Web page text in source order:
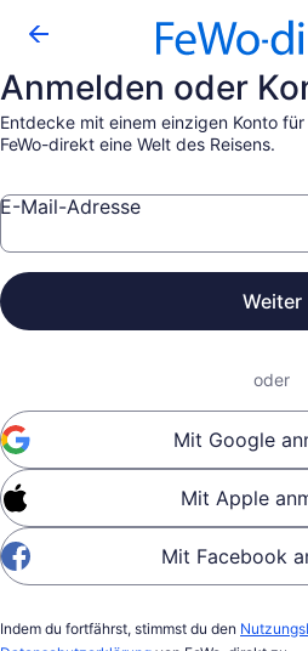
Anmelden oder
Entdecke mit einem einzigen Konto
FeWo-direkt eine Welt des Reisens.
E-Mail-Adresse
Weiter
oder
Mit Google
Mit Apple
Mit Facebook
Indem du fortfährst, stimmst du den